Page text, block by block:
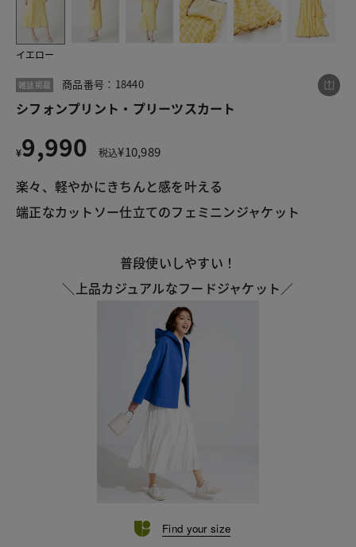
イエロー
6
雑誌掲載 商品番号：18440
シフォンプリント・プリーツスカート
¥9,990 税込¥10,989
楽々、軽やかにきちんと感を叶える
端正なカットソー仕立てのフェミニンジャケット
普段使いしやすい！
＼上品カジュアルなフードジャケット／
Find your size
この商品をシェアする
¥9,990
税込¥10,989
LINE X メール